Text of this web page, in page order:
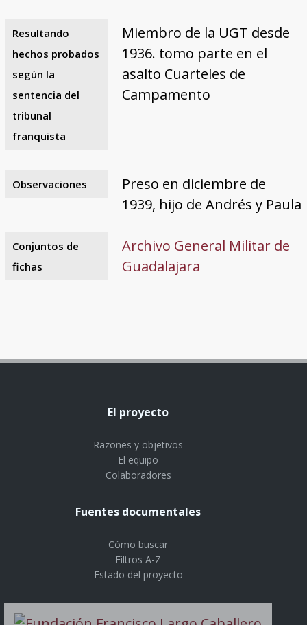
Resultando
hechos probados
según la
sentencia del
tribunal
franquista
Miembro de la UGT desde
1936. tomo parte en el
asalto Cuarteles de
Campamento
Observaciones
Preso en diciembre de
1939, hijo de Andrés y Paula
Conjuntos de
fichas
Archivo General Militar de
Guadalajara
El proyecto
Razones y objetivos
El equipo
Colaboradores
Fuentes documentales
Cómo buscar
Filtros A-Z
Estado del proyecto